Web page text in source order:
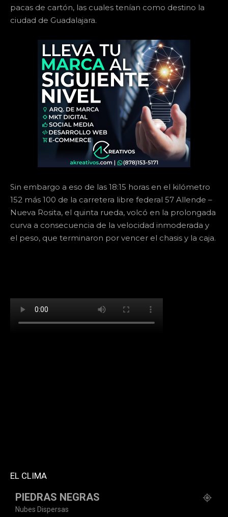
pacas de cartón, las cuales tenían como destino la
ciudad de Guadalajara.
Sin embargo a eso de las 18:15 horas en el kilómetro
152 más 100 de la carretera libre federal 57 Allende –
Nueva Rosita, el quinta rueda, volcó en la prolongada
curva a consecuencia de la velocidad inmoderada y
el peso, que terminaron por vencer el chasis y la caja.
EL CLIMA
PIEDRAS NEGRAS
Nubes Dispersas